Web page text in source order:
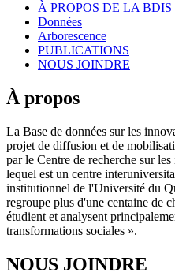
À PROPOS DE LA BDIS
Données
Arborescence
PUBLICATIONS
NOUS JOINDRE
À propos
La Base de données sur les
projet de diffusion et de
par le Centre de recherche sur
lequel est un centre
institutionnel de l'Université du
regroupe plus d'une centaine de
étudient et analysent
transformations sociales ».
NOUS JOINDRE